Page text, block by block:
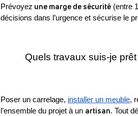
Prévoyez une marge de sécurité (entre
décisions dans l’urgence et sécurise le
Quels travaux suis-je
Poser un carrelage, installer un meuble,
l’ensemble du projet à un artisan. Tout